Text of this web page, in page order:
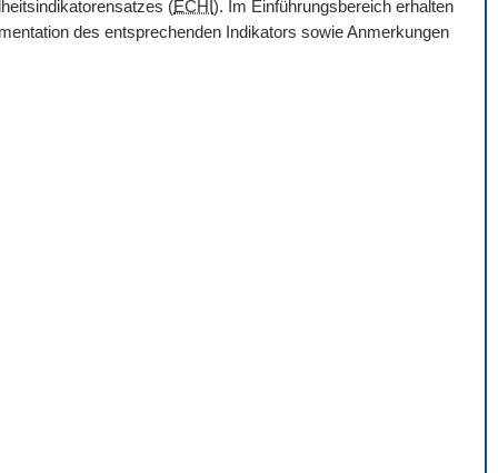
(ECHI). Im Einführungsbereich erhalten
des entsprechenden Indikators sowie Anmerkungen